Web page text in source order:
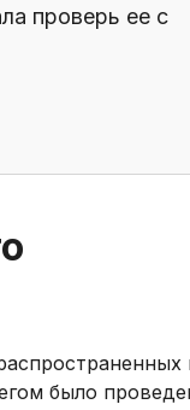
проверь ее с
было